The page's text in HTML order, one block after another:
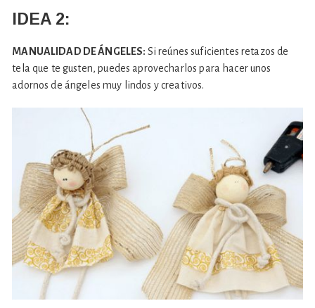
IDEA 2:
MANUALIDAD DE ÁNGELES: Si reúnes suficientes retazos de
tela que te gusten, puedes aprovecharlos para hacer unos
adornos de ángeles muy lindos y creativos.